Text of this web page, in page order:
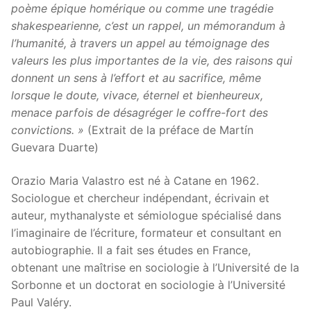
poème épique homérique ou comme une tragédie
shakespearienne, c’est un rappel, un mémorandum à
l’humanité, à travers un appel au témoignage des
valeurs les plus importantes de la vie, des raisons qui
donnent un sens à l’effort et au sacrifice, même
lorsque le doute, vivace, éternel et bienheureux,
menace parfois de désagréger le coffre-fort des
convictions. » (Extrait de la préface de Martín
Guevara Duarte)
Orazio Maria Valastro est né à Catane en 1962.
Sociologue et chercheur indépendant, écrivain et
auteur, mythanalyste et sémiologue spécialisé dans
l’imaginaire de l’écriture, formateur et consultant en
autobiographie. Il a fait ses études en France,
obtenant une maîtrise en sociologie à l’Université de la
Sorbonne et un doctorat en sociologie à l’Université
Paul Valéry.